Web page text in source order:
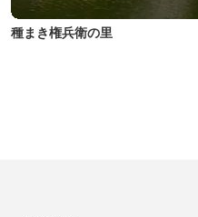
種まき権兵衛の里